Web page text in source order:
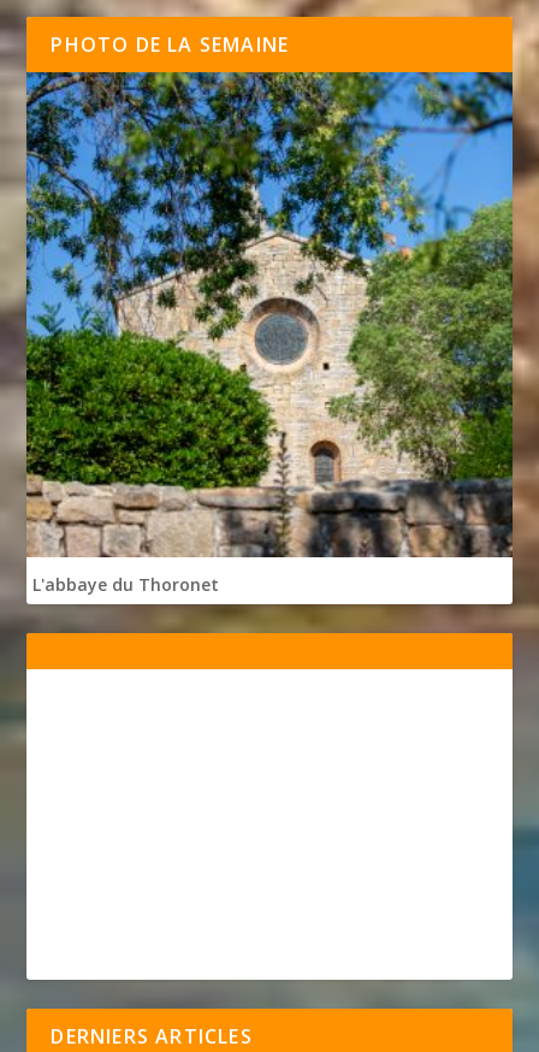
PHOTO DE LA SEMAINE
L'abbaye du Thoronet
DERNIERS ARTICLES